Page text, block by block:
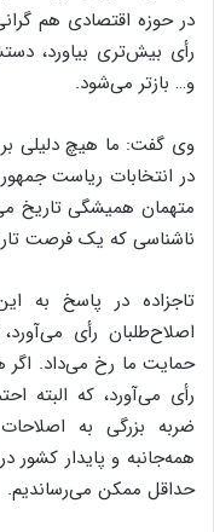
در حوزه اقتصادی هم
رأی بیش‌تری بیاورد،
و… بازتر می‌شود.
وی گفت: ما هیچ دلیلی
متهمان همیشگی تاریخ
ناشناسی که یک فرصت
تاجزاده در پاسخ به
اصلاح‌طلبان رأی
حمایت ما رخ می‌داد. اگر
رأی می‌آورد، که البته
ضربه بزرگی به
همه‌جانبه و پایدار کشور
حداقل ممکن می‌رساندیم.